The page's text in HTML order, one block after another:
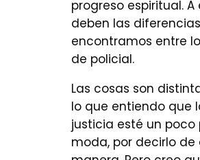
progreso espiritual. A
deben las
encontramos entre
de policial.
Las cosas son
lo que entiendo que
justicia esté un poco
moda, por decirlo de